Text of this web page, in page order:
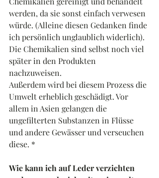
werden, da sie sonst einfach verwesen
würde. (Alleine diesen Gedanken finde
ich persönlich unglaublich widerlich).
Die Chemikalien sind selbst noch viel
später in den Produkten
nachzuweisen.
Außerdem wird bei diesem Prozess die
Umwelt erheblich geschädigt. Vor
allem in Asien gelangen die
ungefilterten Substanzen in Flüsse
und andere Gewässer und verseuchen
diese. *
Wie kann ich auf Leder verzichten